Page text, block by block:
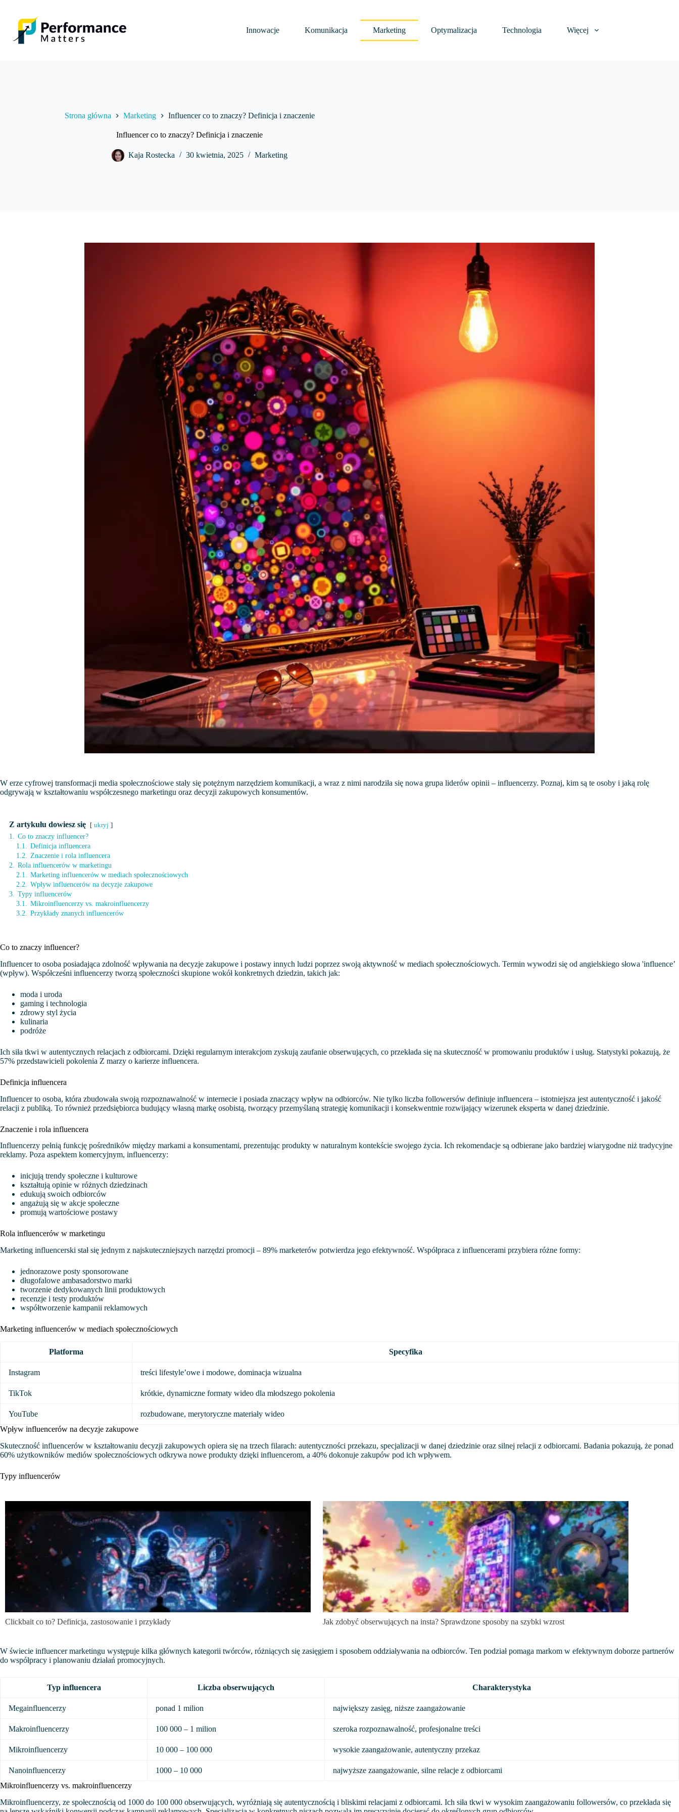
Innowacje
Komunikacja Marketing Optymalizacja Technologia Więcej
Strona główna Marketing Influencer co to znaczy? Definicja i znaczenie
Influencer co to znaczy? Definicja i znaczenie
Kaja Rostecka 30 kwietnia, 2025 Marketing
W erze cyfrowej transformacji media społecznościowe stały się potężnym narzędziem komunikacji, a wraz z nimi narodziła się nowa grupa liderów opinii – influencerzy. Poznaj, kim są te osoby i jaką rolę
odgrywają w kształtowaniu współczesnego marketingu oraz decyzji zakupowych konsumentów.
Z artykułu dowiesz się ukryj
1.
Co to znaczy influencer?
1.1.
Definicja influencera
1.2.
Znaczenie i rola influencera
2.
Rola influencerów w marketingu
2.1.
Marketing influencerów w mediach społecznościowych
2.2.
Wpływ influencerów na decyzje zakupowe
3.
Typy influencerów
3.1.
Mikroinfluencerzy vs. makroinfluencerzy
3.2.
Przykłady znanych influencerów
Co to znaczy influencer?
Influencer to osoba posiadająca zdolność wpływania na decyzje zakupowe i postawy innych ludzi poprzez swoją aktywność w mediach społecznościowych. Termin wywodzi się od angielskiego słowa 'influence’
(wpływ). Współcześni influencerzy tworzą społeczności skupione wokół konkretnych dziedzin, takich jak:
moda i uroda
gaming i technologia
zdrowy styl życia
kulinaria
podróże
Ich siła tkwi w autentycznych relacjach z odbiorcami. Dzięki regularnym interakcjom zyskują zaufanie obserwujących, co przekłada się na skuteczność w promowaniu produktów i usług. Statystyki pokazują, że
57% przedstawicieli pokolenia Z marzy o karierze influencera.
Definicja influencera
Influencer to osoba, która zbudowała swoją rozpoznawalność w internecie i posiada znaczący wpływ na odbiorców. Nie tylko liczba followersów definiuje influencera – istotniejsza jest autentyczność i jakość
relacji z publiką. To również przedsiębiorca budujący własną markę osobistą, tworzący przemyślaną strategię komunikacji i konsekwentnie rozwijający wizerunek eksperta w danej dziedzinie.
Znaczenie i rola influencera
Influencerzy pełnią funkcję pośredników między markami a konsumentami, prezentując produkty w naturalnym kontekście swojego życia. Ich rekomendacje są odbierane jako bardziej wiarygodne niż tradycyjne
reklamy. Poza aspektem komercyjnym, influencerzy:
inicjują trendy społeczne i kulturowe
kształtują opinie w różnych dziedzinach
edukują swoich odbiorców
angażują się w akcje społeczne
promują wartościowe postawy
Rola influencerów w marketingu
Marketing influencerski stał się jednym z najskuteczniejszych narzędzi promocji – 89% marketerów potwierdza jego efektywność. Współpraca z influencerami przybiera różne formy:
jednorazowe posty sponsorowane
długofalowe ambasadorstwo marki
tworzenie dedykowanych linii produktowych
recenzje i testy produktów
współtworzenie kampanii reklamowych
Marketing influencerów w mediach społecznościowych
Platforma Specyfika
Instagram treści lifestyle’owe i modowe, dominacja wizualna
TikTok krótkie, dynamiczne formaty wideo dla młodszego pokolenia
YouTube
rozbudowane, merytoryczne materiały wideo
Wpływ influencerów na decyzje zakupowe
Skuteczność influencerów w kształtowaniu decyzji zakupowych opiera się na trzech filarach: autentyczności przekazu, specjalizacji w danej dziedzinie oraz silnej relacji z odbiorcami. Badania pokazują, że ponad
60% użytkowników mediów społecznościowych odkrywa nowe produkty dzięki influencerom, a 40% dokonuje zakupów pod ich wpływem.
Typy influencerów
Clickbait co to? Definicja, zastosowanie i przykłady Jak zdobyć obserwujących na insta? Sprawdzone sposoby na szybki wzrost
W świecie influencer marketingu występuje kilka głównych kategorii twórców, różniących się zasięgiem i sposobem oddziaływania na odbiorców. Ten podział pomaga markom w efektywnym doborze partnerów
do współpracy i planowaniu działań promocyjnych.
Typ influencera Liczba obserwujących Charakterystyka
Megainfluencerzy ponad 1 milion największy zasięg, niższe zaangażowanie
Makroinfluencerzy 100 000 – 1 milion szeroka rozpoznawalność, profesjonalne treści
Mikroinfluencerzy 10 000 – 100 000 wysokie zaangażowanie, autentyczny przekaz
Nanoinfluencerzy 1000 – 10 000
najwyższe zaangażowanie, silne relacje z odbiorcami
Mikroinfluencerzy vs. makroinfluencerzy
Mikroinfluencerzy, ze społecznością od 1000 do 100 000 obserwujących, wyróżniają się autentycznością i bliskimi relacjami z odbiorcami. Ich siła tkwi w wysokim zaangażowaniu followersów, co przekłada się